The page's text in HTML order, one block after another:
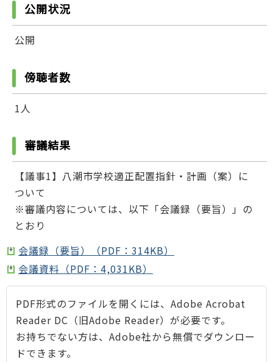
公開状況
公開
傍聴者数
1人
審議結果
【議事1】八潮市学校適正配置指針・計画（案）に
ついて
※審議内容については、以下「会議録（要旨）」の
とおり
会議録（要旨）（PDF：314KB）
会議資料（PDF：4,031KB）
PDF形式のファイルを開くには、Adobe Acrobat
Reader DC（旧Adobe Reader）が必要です。
お持ちでない方は、Adobe社から無償でダウンロー
ドできます。